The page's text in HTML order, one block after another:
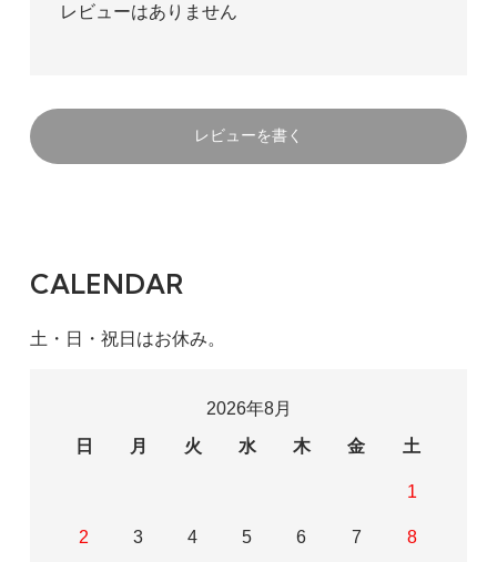
レビューはありません
レビューを書く
CALENDAR
土・日・祝日はお休み。
2026年8月
日
月 火 水 木 金 土
1
2 3 4 5 6 7 8